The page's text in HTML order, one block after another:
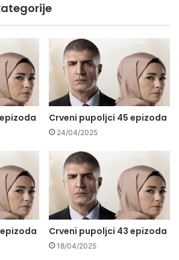
Crveni pupoljci 45 epizoda
24/04/2025
Crveni pupoljci 43 epizoda
18/04/2025